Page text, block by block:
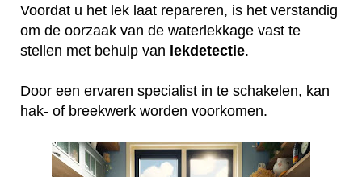
Voordat u het lek laat repareren, is het verstandig
om de oorzaak van de waterlekkage vast te
stellen met behulp van lekdetectie.
Door een ervaren specialist in te schakelen, kan
hak- of breekwerk worden voorkomen.